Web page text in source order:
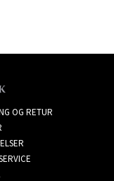
OG RETUR